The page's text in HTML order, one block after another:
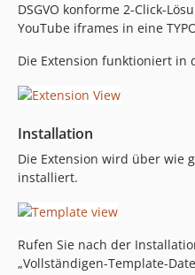
DSGVO konforme 2-Click-
YouTube iframes in eine
Die Extension funktioniert in
Installation
Die Extension wird über wie
installiert.
Rufen Sie nach der
„Vollständigen-Template-